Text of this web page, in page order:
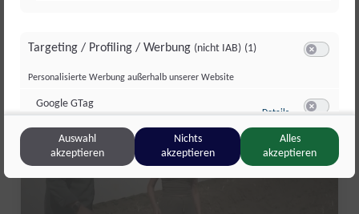
Sondersendung
Targeting / Profiling / Werbung (nicht IAB) (1)
Personalisierte Werbung außerhalb unserer Website
Google GTag
Google Ireland Limited, Irland Details zu Google GTag
Switch zum
Sonstige Inhalte(nicht IAB) (2)
Auswahl
akzeptieren
Nichts
akzeptieren
Alles
akzeptieren